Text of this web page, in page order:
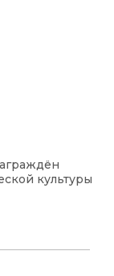
культуры